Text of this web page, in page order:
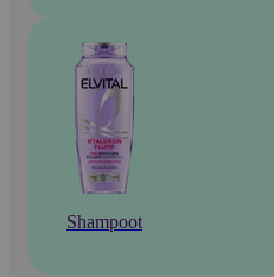
Shampoot